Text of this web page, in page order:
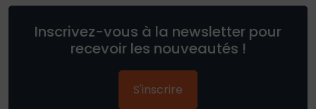
Inscrivez-vous à la newsletter pour
recevoir les nouveautés !
S'inscrire